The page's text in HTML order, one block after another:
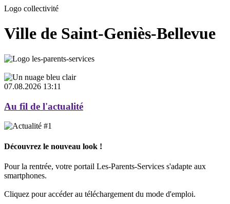
Logo collectivité
Ville de Saint-Geniès-Bellevue
07.08.2026 13:11
Au fil de l'actualité
Découvrez le nouveau look !
Pour la rentrée, votre portail Les-Parents-Services s'adapte aux
smartphones.
Cliquez pour accéder au téléchargement du mode d'emploi.